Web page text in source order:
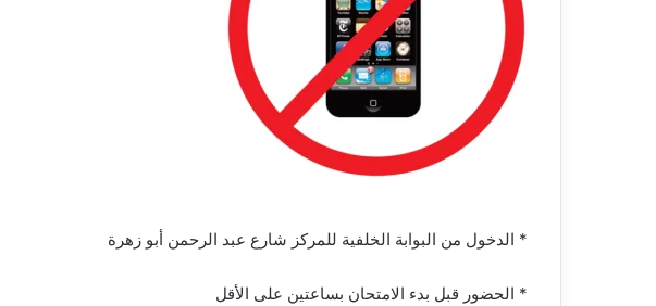
* الدخول من البوابة الخلفية للمركز شارع عبد الرحمن أبو زهرة
* الحضور قبل بدء الامتحان بساعتين على الأقل